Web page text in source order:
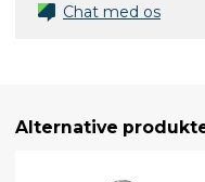
Chat med os
Alternative